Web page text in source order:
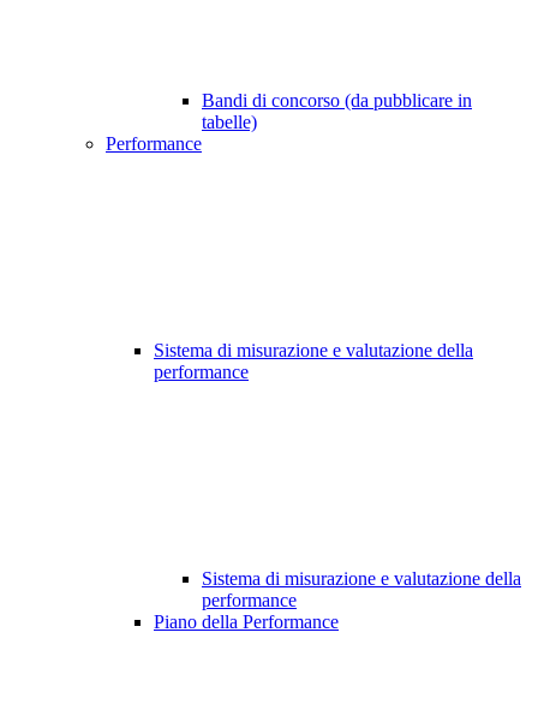
Bandi di concorso (da pubblicare in
tabelle)
Performance
Sistema di misurazione e valutazione della
performance
Sistema di misurazione e valutazione della
performance
Piano della Performance